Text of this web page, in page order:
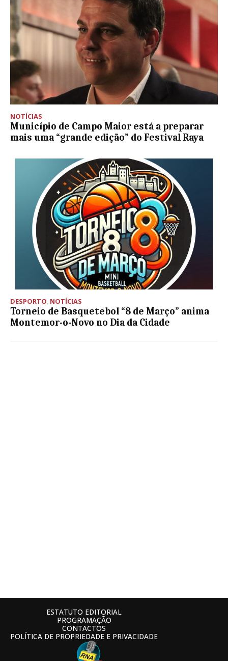
NOTÍCIAS
Município de Campo Maior está a preparar
mais uma “grande edição” do Festival Raya
DESPORTO, NOTÍCIAS
Torneio de Basquetebol “8 de Março” anima
Montemor-o-Novo no Dia da Cidade
ESTATUTO EDITORIAL
PROGRAMAÇÃO
CONTACTOS
POLÍTICA DE PROPRIEDADE E PRIVACIDADE